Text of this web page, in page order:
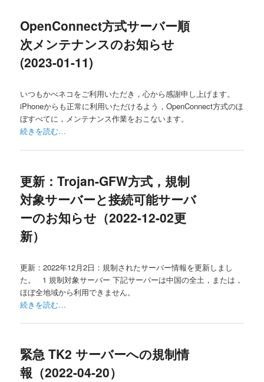
OpenConnect方式サーバー順
次メンテナンスのお知らせ
(2023-01-11)
いつもかべネコをご利用いただき，心から感謝申し上げます。
iPhoneからも正常に利用いただけるよう，OpenConnect方式のほ
ぼすべてに，メンテナンス作業をおこないます。
続きを読む…
更新：Trojan-GFW方式，規制
対象サーバーと接続可能サーバ
ーのお知らせ（2022-12-02更
新）
更新：2022年12月2日：規制されたサーバー情報を更新しまし
た。 1 規制対象サーバー 下記サーバーは中国の全土，または，
ほぼ全地域から利用できません。
続きを読む…
緊急 TK2 サーバーへの規制情
報（2022-04-20）